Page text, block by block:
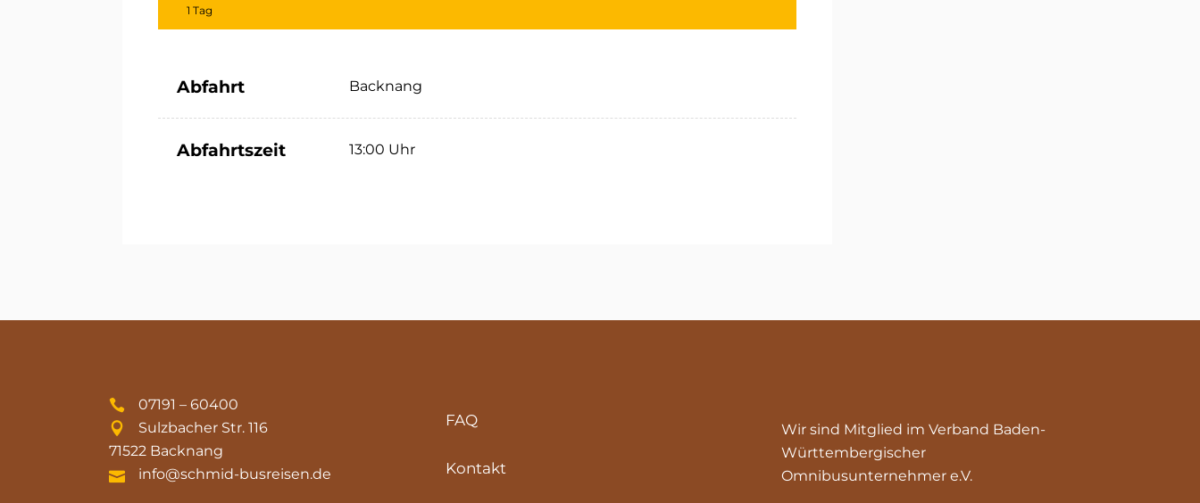
1 Tag
Abfahrt Backnang
Abfahrtszeit 13:00 Uhr
07191 – 60400
Sulzbacher Str. 116
71522 Backnang
info@schmid-busreisen.de
FAQ
Kontakt
Wir sind Mitglied im Verband Baden-
Württembergischer
Omnibusunternehmer e.V.